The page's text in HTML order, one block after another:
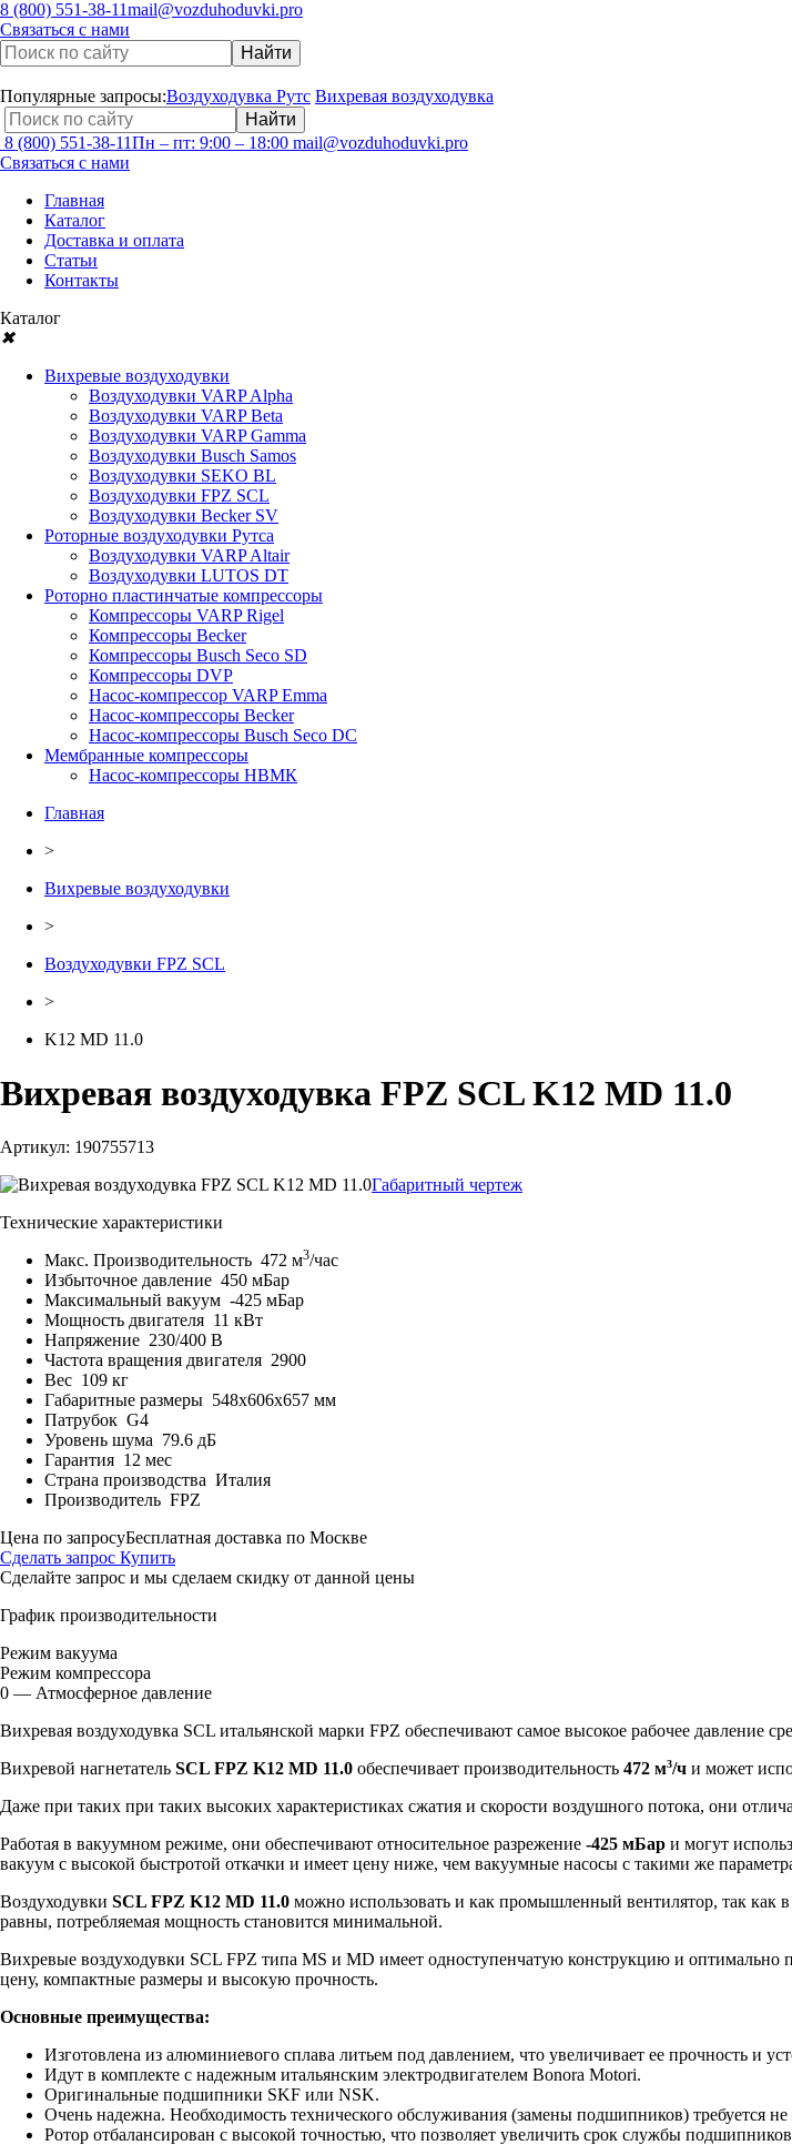
8 (800) 551-38-11mail@vozduhoduvki.pro
Связаться с нами
Популярные запросы:Воздуходувка Рутс Вихревая воздуходувка
8 (800) 551-38-11Пн – пт: 9:00 – 18:00 mail@vozduhoduvki.pro
Связаться с нами
Главная
Каталог
Доставка и оплата
Статьи
Контакты
Каталог
✖
Вихревые воздуходувки
Воздуходувки VARP Alpha
Воздуходувки VARP Beta
Воздуходувки VARP Gamma
Воздуходувки Busch Samos
Воздуходувки SEKO BL
Воздуходувки FPZ SCL
Воздуходувки Becker SV
Роторные воздуходувки Рутса
Воздуходувки VARP Altair
Воздуходувки LUTOS DT
Роторно пластинчатые компрессоры
Компрессоры VARP Rigel
Компрессоры Becker
Компрессоры Busch Seco SD
Компрессоры DVP
Насос-компрессор VARP Emma
Насос-компрессоры Becker
Насос-компрессоры Busch Seco DC
Мембранные компрессоры
Насос-компрессоры НВМК
Главная
>
Вихревые воздуходувки
>
Воздуходувки FPZ SCL
>
K12 MD 11.0
Вихревая воздуходувка FPZ SCL K12 MD 11.0
Артикул: 190755713
Габаритный чертеж
Технические характеристики
Макс. Производительность 472 м3/час
Избыточное давление 450 мБар
Максимальный вакуум -425 мБар
Мощность двигателя 11 кВт
Напряжение 230/400 В
Частота вращения двигателя 2900
Вес 109 кг
Габаритные размеры 548x606x657 мм
Патрубок G4
Уровень шума 79.6 дБ
Гарантия 12 мес
Страна производства Италия
Производитель FPZ
Цена по запросуБесплатная доставка по Москве
Сделать запрос Купить
Сделайте запрос и мы сделаем скидку от данной цены
График производительности
Режим вакуума
Режим компрессора
0 — Атмосферное давление
Вихревая воздуходувка SCL итальянской марки FPZ обеспечивают самое высокое рабочее давление
Вихревой нагнетатель SCL FPZ K12 MD 11.0 обеспечивает производительность 472 м3/ч и может
Даже при таких при таких высоких характеристиках сжатия и скорости воздушного потока, они
Работая в вакуумном режиме, они обеспечивают относительное разрежение -425 мБар и могут
вакуум с высокой быстротой откачки и имеет цену ниже, чем вакуумные насосы с такими же
Воздуходувки SCL FPZ K12 MD 11.0 можно использовать и как промышленный вентилятор, так как
равны, потребляемая мощность становится минимальной.
Вихревые воздуходувки SCL FPZ типа MS и MD имеет одноступенчатую конструкцию и оптимально
цену, компактные размеры и высокую прочность.
Основные преимущества:
Изготовлена из алюминиевого сплава литьем под давлением, что увеличивает ее прочность и
Идут в комплекте с надежным итальянским электродвигателем Bonora Motori.
Оригинальные подшипники SKF или NSK.
Очень надежна. Необходимость технического обслуживания (замены подшипников) требуется
Ротор отбалансирован с высокой точностью, что позволяет увеличить срок службы